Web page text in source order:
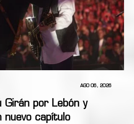
AGO 06, 2026
Girán por Lebón y
nuevo capítulo